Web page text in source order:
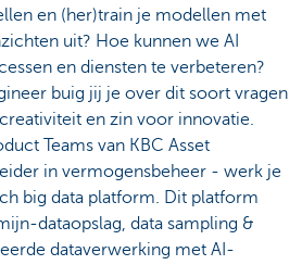
en (her)train je modellen met
uit? Hoe kunnen we AI
en diensten te verbeteren?
buig jij je over dit soort vragen
creativiteit en zin voor innovatie.
Teams van KBC Asset
in vermogensbeheer - werk je
big data platform. Dit platform
dataopslag, data sampling &
dataverwerking met AI-